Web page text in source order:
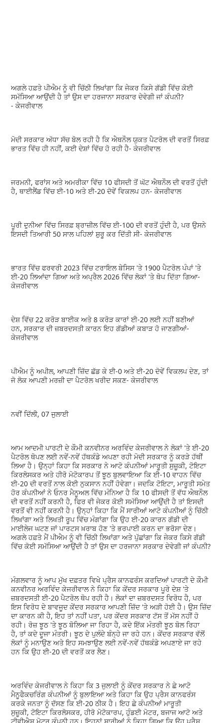
ਅਗਲੇ ਹਫ਼ਤੇ ਪੀਐਮ ਨੂੰ ਵੀ ਚਿੱਠੀ ਲਿਖਾਂਗਾ ਕਿ ਜੇਕਰ ਕਿਸੇ ਗੱਡੀ ਵਿੱਚ ਕੋਈ
ਸਮੱਸਿਆ ਆਉਂਦੀ ਹੈ ਤਾਂ ਉਸ ਦਾ ਹਰਜਾਨਾ ਸਰਕਾਰ ਦੇਵੇਗੀ ਜਾਂ ਕੰਪਨੀ?
- ਕੇਜਰੀਵਾਲ
ਮੋਦੀ ਸਰਕਾਰ ਅੱਧਾ ਸੱਚ ਬੋਲ ਰਹੀ ਹੈ ਕਿ ਐਥਨੌਲ ਯੁਕਤ ਪੈਟਰੋਲ ਦੀ ਵਰਤੋਂ ਸਿਰਫ਼
ਭਾਰਤ ਵਿੱਚ ਹੀ ਨਹੀਂ, ਕਈ ਦੇਸ਼ਾਂ ਵਿੱਚ ਹੋ ਰਹੀ ਹੈ- ਕੇਜਰੀਵਾਲ
ਜਰਮਨੀ, ਫਰਾਂਸ ਅਤੇ ਅਮਰੀਕਾ ਵਿੱਚ 10 ਫੀਸਦੀ ਤੋਂ ਘੱਟ ਐਥਨੌਲ ਦੀ ਵਰਤੋਂ ਹੁੰਦੀ
ਹੈ, ਥਾਈਲੈਂਡ ਵਿੱਚ ਈ-10 ਅਤੇ ਈ-20 ਦੋਵੇਂ ਵਿਕਲਪ ਹਨ- ਕੇਜਰੀਵਾਲ
ਪੂਰੀ ਦੁਨੀਆ ਵਿੱਚ ਸਿਰਫ਼ ਬ੍ਰਾਜ਼ੀਲ ਵਿੱਚ ਈ-100 ਦੀ ਵਰਤੋਂ ਹੁੰਦੀ ਹੈ, ਪਰ ਉਸਨੇ
ਇਸਦੀ ਤਿਆਰੀ 50 ਸਾਲ ਪਹਿਲਾਂ ਸ਼ੁਰੂ ਕਰ ਦਿੱਤੀ ਸੀ- ਕੇਜਰੀਵਾਲ
ਭਾਰਤ ਵਿੱਚ ਫਰਵਰੀ 2023 ਵਿੱਚ ਟਰਾਇਲ ਬੇਸਿਸ 'ਤੇ 1900 ਪੈਟਰੋਲ ਪੰਪਾਂ 'ਤੇ
ਈ-20 ਲਿਆਂਦਾ ਗਿਆ ਅਤੇ ਅਪ੍ਰੈਲ 2026 ਵਿੱਚ ਲੋਕਾਂ 'ਤੇ ਥੋਪ ਦਿੱਤਾ ਗਿਆ-
ਕੇਜਰੀਵਾਲ
ਦੇਸ਼ ਵਿੱਚ 22 ਕਰੋੜ ਬਾਈਕ ਅਤੇ 8 ਕਰੋੜ ਕਾਰਾਂ ਈ-20 ਲਈ ਨਹੀਂ ਬਣੀਆਂ
ਹਨ, ਸਰਕਾਰ ਦੀ ਜ਼ਬਰਦਸਤੀ ਕਾਰਨ ਇਹ ਗੱਡੀਆਂ ਕਬਾੜ ਹੋ ਜਾਣਗੀਆਂ-
ਕੇਜਰੀਵਾਲ
ਪੀਐਮ ਨੂੰ ਅਪੀਲ, ਆਪਣੀ ਜ਼ਿੱਦ ਛੱਡ ਕੇ ਈ-0 ਅਤੇ ਈ-20 ਦੋਵੇਂ ਵਿਕਲਪ ਦੇਣ, ਤਾਂ
ਜੋ ਲੋਕ ਆਪਣੀ ਮਰਜ਼ੀ ਦਾ ਪੈਟਰੋਲ ਖਰੀਦ ਸਕਣ- ਕੇਜਰੀਵਾਲ
ਨਵੀਂ ਦਿੱਲੀ, 07 ਜੁਲਾਈ
ਆਮ ਆਦਮੀ ਪਾਰਟੀ ਦੇ ਕੌਮੀ ਕਨਵੀਨਰ ਅਰਵਿੰਦ ਕੇਜਰੀਵਾਲ ਨੇ ਲੋਕਾਂ 'ਤੇ ਈ-20
ਪੈਟਰੋਲ ਥੋਪਣ ਲਈ ਨਵੇਂ-ਨਵੇਂ ਹੱਥਕੰਡੇ ਅਪਣਾ ਰਹੀ ਮੋਦੀ ਸਰਕਾਰ ਨੂੰ ਕਰੜੇ ਹੱਥੀਂ
ਲਿਆ ਹੈ। ਉਨ੍ਹਾਂ ਕਿਹਾ ਕਿ ਸਰਕਾਰ ਨੇ ਆਟੋ ਕੰਪਨੀਆਂ ਮਾਰੂਤੀ ਸੁਜ਼ੂਕੀ, ਟੋਇਟਾ
ਕਿਰਲੋਸਕਰ ਅਤੇ ਹੀਰੋ ਮੋਟੋਕਾਰਪ ਤੋਂ ਝੂਠ ਬੁਲਵਾਇਆ ਕਿ ਈ-10 ਵਾਹਨ ਵਿੱਚ
ਈ-20 ਦੀ ਵਰਤੋਂ ਨਾਲ ਕੋਈ ਨੁਕਸਾਨ ਨਹੀਂ ਹੋਵੇਗਾ। ਜਦਕਿ ਟੋਇਟਾ, ਮਾਰੂਤੀ ਸਮੇਤ
ਹੋਰ ਕੰਪਨੀਆਂ ਨੇ ਓਨਰ ਮੈਨੂਅਲ ਵਿੱਚ ਮੰਨਿਆ ਹੈ ਕਿ 10 ਫੀਸਦੀ ਤੋਂ ਵੱਧ ਐਥਨੌਲ
ਦੀ ਵਰਤੋਂ ਨਹੀਂ ਕਰਨੀ ਹੈ, ਫਿਰ ਵੀ ਜੇਕਰ ਕੋਈ ਸਮੱਸਿਆ ਆਉਂਦੀ ਹੈ ਤਾਂ ਇਸਦੀ
ਵਰਤੋਂ ਵੀ ਨਹੀਂ ਕਰਨੀ ਹੈ। ਉਨ੍ਹਾਂ ਕਿਹਾ ਕਿ ਮੈਂ ਸਾਰੀਆਂ ਆਟੋ ਕੰਪਨੀਆਂ ਨੂੰ ਚਿੱਠੀ
ਲਿਖਾਂਗਾ ਅਤੇ ਲਿਖਤੀ ਰੂਪ ਵਿੱਚ ਮੰਗਾਂਗਾ ਕਿ ਉਹ ਈ-20 ਕਾਰਨ ਗੱਡੀ ਦੀ
ਮਾਈਲੇਜ ਘਟਣ ਜਾਂ ਪਾਰਟਸ ਖ਼ਰਾਬ ਹੋਣ 'ਤੇ ਭਰਪਾਈ ਕਰਨ ਦਾ ਭਰੋਸਾ ਦੇਣ।
ਅਗਲੇ ਹਫ਼ਤੇ ਮੈਂ ਪੀਐਮ ਨੂੰ ਵੀ ਚਿੱਠੀ ਲਿਖਾਂਗਾ ਅਤੇ ਪੁੱਛਾਂਗਾ ਕਿ ਜੇਕਰ ਕਿਸੇ ਗੱਡੀ
ਵਿੱਚ ਕੋਈ ਸਮੱਸਿਆ ਆਉਂਦੀ ਹੈ ਤਾਂ ਉਸ ਦਾ ਹਰਜਾਨਾ ਸਰਕਾਰ ਦੇਵੇਗੀ ਜਾਂ ਕੰਪਨੀ?
ਮੰਗਲਵਾਰ ਨੂੰ ਆਪ ਮੁੱਖ ਦਫ਼ਤਰ ਵਿਖੇ ਪ੍ਰੈਸ ਕਾਨਫਰੰਸ ਕਰਦਿਆਂ ਪਾਰਟੀ ਦੇ ਕੌਮੀ
ਕਨਵੀਨਰ ਅਰਵਿੰਦ ਕੇਜਰੀਵਾਲ ਨੇ ਕਿਹਾ ਕਿ ਕੇਂਦਰ ਸਰਕਾਰ ਪੂਰੇ ਦੇਸ਼ 'ਤੇ
ਜ਼ਬਰਦਸਤੀ ਈ-20 ਪੈਟਰੋਲ ਥੋਪ ਰਹੀ ਹੈ। ਲੋਕਾਂ ਦਾ ਜ਼ਬਰਦਸਤ ਵਿਰੋਧ ਹੈ, ਪਰ
ਇਸ ਵਿਰੋਧ ਦੇ ਬਾਵਜੂਦ ਕੇਂਦਰ ਸਰਕਾਰ ਆਪਣੀ ਜ਼ਿੱਦ 'ਤੇ ਅੜੀ ਹੋਈ ਹੈ। ਉਸ ਜ਼ਿੱਦ
ਦਾ ਕਾਰਨ ਕੀ ਹੈ, ਇਹ ਤਾਂ ਨਹੀਂ ਪਤਾ, ਪਰ ਕੇਂਦਰ ਸਰਕਾਰ ਟੱਸ ਤੋਂ ਮੱਸ ਨਹੀਂ ਹੋ
ਰਹੀ। ਰੋਜ਼ ਝੂਠ 'ਤੇ ਝੂਠ ਬੋਲਿਆ ਜਾ ਰਿਹਾ ਹੈ, ਕਦੇ ਇੱਕ ਮੰਤਰੀ ਝੂਠ ਬੋਲ ਰਿਹਾ
ਹੈ, ਤਾਂ ਕਦੇ ਦੂਜਾ ਮੰਤਰੀ। ਝੂਠ ਦੇ ਪੁਲੰਦੇ ਬੰਨ੍ਹੇ ਜਾ ਰਹੇ ਹਨ। ਕੇਂਦਰ ਸਰਕਾਰ ਵੱਲੋਂ
ਲੋਕਾਂ ਨੂੰ ਮਨਾਉਣ ਅਤੇ ਇਹ ਸਮਝਾਉਣ ਲਈ ਨਵੇਂ-ਨਵੇਂ ਹੱਥਕੰਡੇ ਅਪਣਾਏ ਜਾ ਰਹੇ
ਹਨ ਕਿ ਉਹ ਈ-20 ਦੀ ਵਰਤੋਂ ਕਰ ਲੈਣ।
ਅਰਵਿੰਦ ਕੇਜਰੀਵਾਲ ਨੇ ਕਿਹਾ ਕਿ 3 ਜੁਲਾਈ ਨੂੰ ਕੇਂਦਰ ਸਰਕਾਰ ਨੇ ਛੇ ਆਟੋ
ਮੈਨੂਫੈਕਚਰਿੰਗ ਕੰਪਨੀਆਂ ਨੂੰ ਬੁਲਾਇਆ ਅਤੇ ਕਿਹਾ ਕਿ ਉਹ ਪ੍ਰੈਸ ਕਾਨਫਰੰਸ
ਕਰਕੇ ਜਨਤਾ ਨੂੰ ਦੱਸਣ ਕਿ ਈ-20 ਠੀਕ ਹੈ। ਇਹ ਛੇ ਕੰਪਨੀਆਂ ਮਾਰੂਤੀ
ਸੁਜ਼ੂਕੀ, ਟੋਇਟਾ ਕਿਰਲੋਸਕਰ, ਹੀਰੋ ਮੋਟੋਕਾਰਪ, ਹੁੰਡਈ ਮੋਟਰ, ਬਜਾਜ ਆਟੋ ਅਤੇ